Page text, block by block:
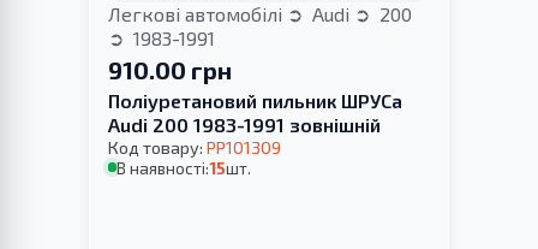
Легкові автомобілі Audi
200
1983-1991
910.00 грн
Поліуретановий пильник ШРУСа
Audi 200 1983-1991 зовнішній
Код товару: PP101309
В наявності:15шт.